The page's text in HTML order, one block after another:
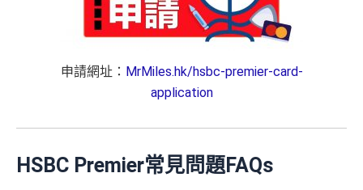
申請網址： MrMiles.hk/hsbc-premier-card-
application
HSBC Premier常見問題FAQs